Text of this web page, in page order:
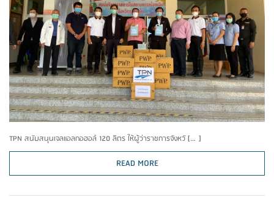
TPN สนับสนุนเจลแอลกอฮอล์ 120 ลิตร ให้ผู้ว่าราชการจังหวั […]
READ MORE